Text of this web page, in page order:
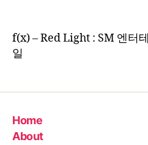
f(x) – Red Light : SM 엔터
일
Home
About